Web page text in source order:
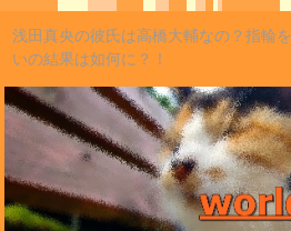
浅田真央の彼氏は高橋大輔なの？指輪
いの結果は如何に？！